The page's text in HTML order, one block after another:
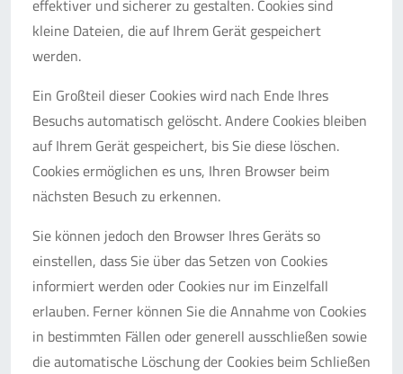
effektiver und sicherer zu gestalten. Cookies sind
kleine Dateien, die auf Ihrem Gerät gespeichert
werden.
Ein Großteil dieser Cookies wird nach Ende Ihres
Besuchs automatisch gelöscht. Andere Cookies bleiben
auf Ihrem Gerät gespeichert, bis Sie diese löschen.
Cookies ermöglichen es uns, Ihren Browser beim
nächsten Besuch zu erkennen.
Sie können jedoch den Browser Ihres Geräts so
einstellen, dass Sie über das Setzen von Cookies
informiert werden oder Cookies nur im Einzelfall
erlauben. Ferner können Sie die Annahme von Cookies
in bestimmten Fällen oder generell ausschließen sowie
die automatische Löschung der Cookies beim Schließen